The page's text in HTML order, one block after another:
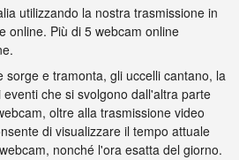
utilizzando la nostra trasmissione in
online. Più di 5 webcam online
sorge e tramonta, gli uccelli cantano, la
che si svolgono dall'altra parte
oltre alla trasmissione video
di visualizzare il tempo attuale
nonché l'ora esatta del giorno.